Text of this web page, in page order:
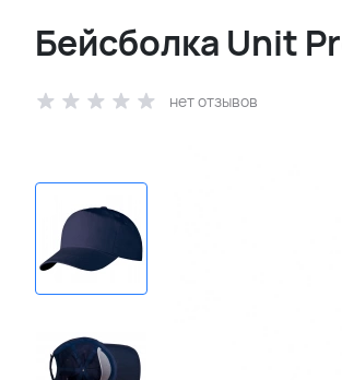
Бейсболка Unit
нет отзывов